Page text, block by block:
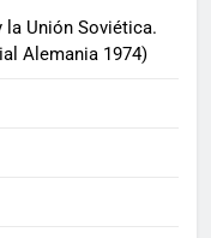
la Unión Soviética.
Alemania 1974)